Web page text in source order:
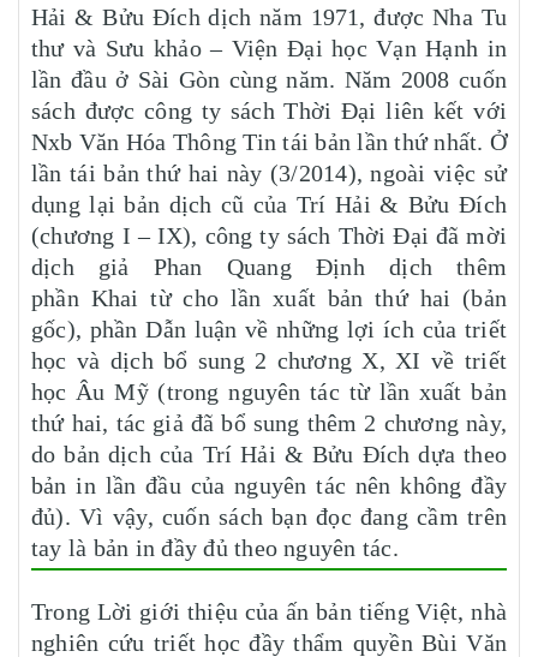
Hải & Bửu Đích dịch năm 1971, được Nha Tu
thư và Sưu khảo – Viện Đại học Vạn Hạnh in
lần đầu ở Sài Gòn cùng năm. Năm 2008 cuốn
sách được công ty sách Thời Đại liên kết với
Nxb Văn Hóa Thông Tin tái bản lần thứ nhất. Ở
lần tái bản thứ hai này (3/2014), ngoài việc sử
dụng lại bản dịch cũ của Trí Hải & Bửu Đích
(chương I – IX), công ty sách Thời Đại đã mời
dịch giả Phan Quang Định dịch thêm
phần Khai từ cho lần xuất bản thứ hai (bản
gốc), phần Dẫn luận về những lợi ích của triết
học và dịch bổ sung 2 chương X, XI về triết
học Âu Mỹ (trong nguyên tác từ lần xuất bản
thứ hai, tác giả đã bổ sung thêm 2 chương này,
do bản dịch của Trí Hải & Bửu Đích dựa theo
bản in lần đầu của nguyên tác nên không đầy
đủ). Vì vậy, cuốn sách bạn đọc đang cầm trên
tay là bản in đầy đủ theo nguyên tác.
Trong Lời giới thiệu của ấn bản tiếng Việt, nhà
nghiên cứu triết học đầy thẩm quyền Bùi Văn